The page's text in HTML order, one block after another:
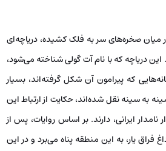
میان صخره‌های سر به فلک کشیده، دریاچه‌ای
دریاچه که با نام آت گولی شناخته می‌شود،
که پیرامون آن شکل گرفته‌اند، بسیار
به سینه نقل شده‌اند، حکایت از ارتباط این
نامدار ایرانی، دارند. بر اساس روایات، پس از
فراق یار، به این منطقه پناه می‌برد و در این